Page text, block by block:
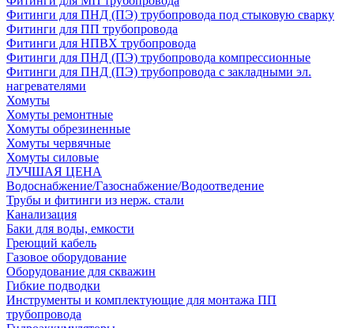
Фитинги для ПНД (ПЭ) трубопровода под стыковую сварку
Фитинги для ПП трубопровода
Фитинги для НПВХ трубопровода
Фитинги для ПНД (ПЭ) трубопровода компрессионные
Фитинги для ПНД (ПЭ) трубопровода с закладными эл.
нагревателями
Хомуты
Хомуты ремонтные
Хомуты обрезиненные
Хомуты червячные
Хомуты силовые
ЛУЧШАЯ ЦЕНА
Водоснабжение/Газоснабжение/Водоотведение
Трубы и фитинги из нерж. стали
Канализация
Баки для воды, емкости
Греющий кабель
Газовое оборудование
Оборудование для скважин
Гибкие подводки
Инструменты и комплектующие для монтажа ПП
трубопровода